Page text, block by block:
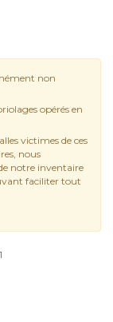
non
opérés en
victimes de ces
nous
notre inventaire
faciliter tout